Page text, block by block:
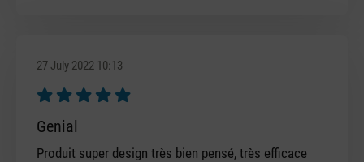
27 July 2022 10:13
Review with rating of 5 out of 5 stars
Genial
Produit super design très bien pensé, très efficace